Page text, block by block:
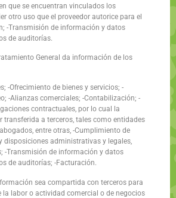
que se encuentran vinculados los
otro uso que el proveedor autorice para el
-Transmisión de información y datos
de auditorías.
General da información de los
-Ofrecimiento de bienes y servicios; -
-Alianzas comerciales; -Contabilización; -
contractuales, por lo cual la
transferida a terceros, tales como entidades
entre otras, -Cumplimiento de
disposiciones administrativas y legales,
-Transmisión de información y datos
de auditorías; -Facturación.
sea compartida con terceros para
la labor o actividad comercial o de negocios